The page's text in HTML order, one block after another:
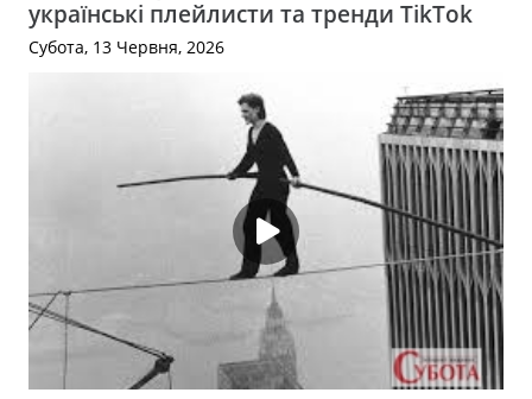
українські плейлисти та тренди TikTok
Субота, 13 Червня, 2026